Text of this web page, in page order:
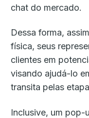
chat do mercado.
Dessa forma,
física, seus
clientes em
visando ajudá-lo
transita pelas
Inclusive, um pop-